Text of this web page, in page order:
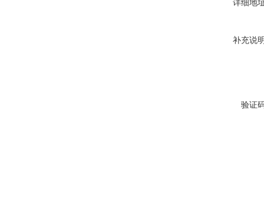
详细地
补充说
验证